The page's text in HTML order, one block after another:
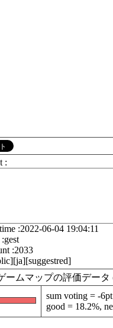
:
:2022-06-04 19:04:11
:2033
ームマップの評価データ
sum voting = -6pt
good = 18.2%,